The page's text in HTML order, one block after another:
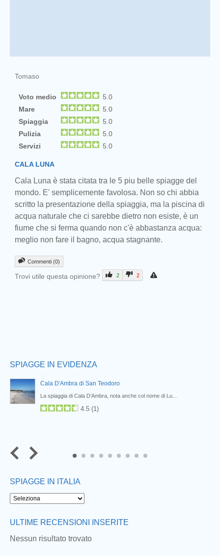
Tomaso
Voto medio
5.0
Mare
5.0
Spiaggia
5.0
Pulizia
5.0
Servizi
5.0
CALA LUNA
Cala Luna è stata citata tra le 5 piu belle spiagge del
mondo. E' semplicemente favolosa. Non so chi abbia
scritto la presentazione della spiaggia, ma la piscina di
acqua naturale che ci sarebbe dietro non esiste, è un
fiume che si ferma quando non c'è abbastanza acqua:
meglio non fare il bagno, acqua stagnante.
Commenti (0)
Trovi utile questa opinione? 2 2
SPIAGGE IN EVIDENZA
Cala D'Ambra di San Teodoro
La spiaggia di Cala D’Ambra, nota anche col nome di Lu...
4.5 (1)
8
SPIAGGE IN ITALIA
ULTIME RECENSIONI INSERITE
Nessun risultato trovato